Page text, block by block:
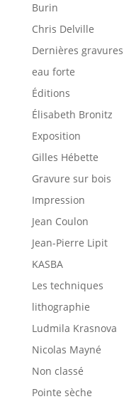
Burin
Chris Delville
Dernières gravures
eau forte
Éditions
Élisabeth Bronitz
Exposition
Gilles Hébette
Gravure sur bois
Impression
Jean Coulon
Jean-Pierre Lipit
KASBA
Les techniques
lithographie
Ludmila Krasnova
Nicolas Mayné
Non classé
Pointe sèche